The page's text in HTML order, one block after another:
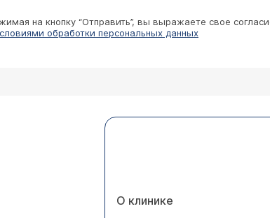
на кнопку “Отправить”, вы выражаете свое
обработки персональных данных
О клинике